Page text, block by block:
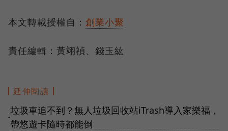
本文轉載授權自： 創業小聚
責任編輯：黃翊禎、錢玉紘
延伸閱讀
●
垃圾車追不到？無人垃圾回收站iTrash導入家樂福，
帶悠遊卡隨時都能倒